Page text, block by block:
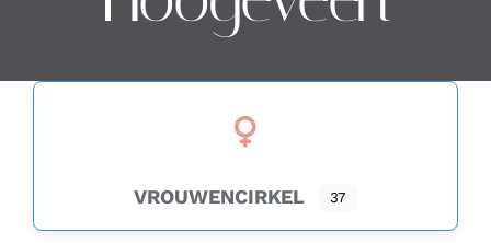
VROUWENCIRKEL 37